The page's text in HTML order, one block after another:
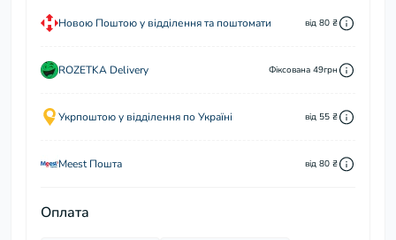
Новою Поштою у відділення та поштомати від 80 ₴
ROZETKA Delivery Фіксована 49грн
Укрпоштою у відділення по Україні від 55 ₴
Meest Пошта від 80 ₴
Оплата